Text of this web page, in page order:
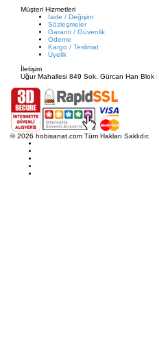
Müşteri Hizmetleri
İade / Değişim
Sözleşmeler
Garanti / Güvenlik
Ödeme
Kargo / Teslimat
Üyelik
İletişim
Uğur Mahallesi 849 Sok. Gürcan Han Blok
© 2026 hobisanat.com Tüm Hakları Saklıdır.